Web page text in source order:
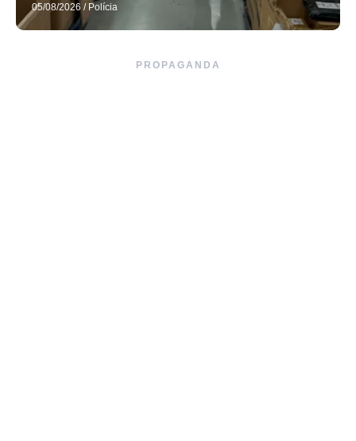
05/08/2026 / Polícia
PROPAGANDA